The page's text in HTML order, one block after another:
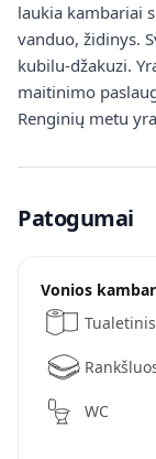
laukia kambariai
vanduo, židinys.
kubilu-džakuzi.
maitinimo
Renginių metu
Patogumai
Vonios
WC